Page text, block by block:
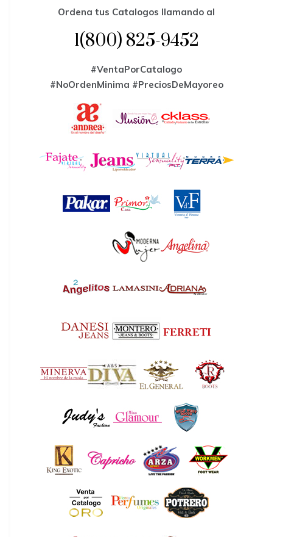
Ordena tus Catalogos llamando al
1(800) 825-9452
#VentaPorCatalogo
#NoOrdenMinima #PreciosDeMayoreo